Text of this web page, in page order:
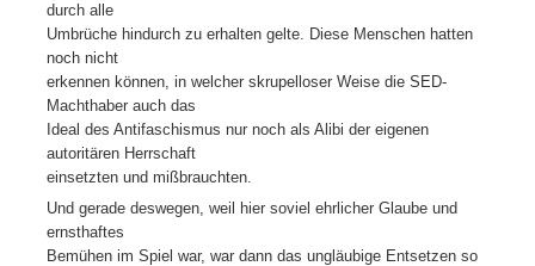
durch alle
Umbrüche hindurch zu erhalten gelte. Diese Menschen hatten
noch nicht
erkennen können, in welcher skrupelloser Weise die SED-
Machthaber auch das
Ideal des Antifaschismus nur noch als Alibi der eigenen
autoritären Herrschaft
einsetzten und mißbrauchten.
Und gerade deswegen, weil hier soviel ehrlicher Glaube und
ernsthaftes
Bemühen im Spiel war, war dann das ungläubige Entsetzen so